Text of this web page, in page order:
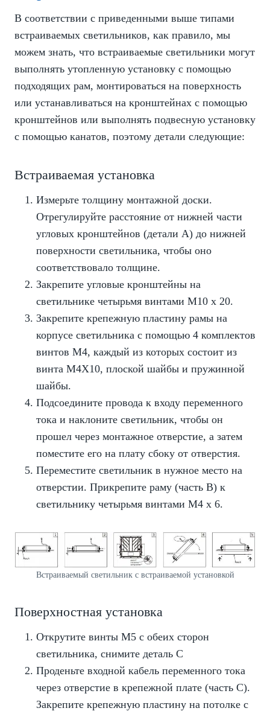
В соответствии с приведенными выше типами
встраиваемых светильников, как правило, мы
можем знать, что встраиваемые светильники могут
выполнять утопленную установку с помощью
подходящих рам, монтироваться на поверхность
или устанавливаться на кронштейнах с помощью
кронштейнов или выполнять подвесную установку
с помощью канатов, поэтому детали следующие:
Встраиваемая установка
Измерьте толщину монтажной доски.
Отрегулируйте расстояние от нижней части
угловых кронштейнов (детали А) до нижней
поверхности светильника, чтобы оно
соответствовало толщине.
Закрепите угловые кронштейны на
светильнике четырьмя винтами M10 x 20.
Закрепите крепежную пластину рамы на
корпусе светильника с помощью 4 комплектов
винтов M4, каждый из которых состоит из
винта M4X10, плоской шайбы и пружинной
шайбы.
Подсоедините провода к входу переменного
тока и наклоните светильник, чтобы он
прошел через монтажное отверстие, а затем
поместите его на плату сбоку от отверстия.
Переместите светильник в нужное место на
отверстии. Прикрепите раму (часть B) к
светильнику четырьмя винтами M4 x 6.
Встраиваемый светильник с встраиваемой установкой
Поверхностная установка
Открутите винты М5 с обеих сторон
светильника, снимите деталь С
Проденьте входной кабель переменного тока
через отверстие в крепежной плате (часть C).
Закрепите крепежную пластину на потолке с